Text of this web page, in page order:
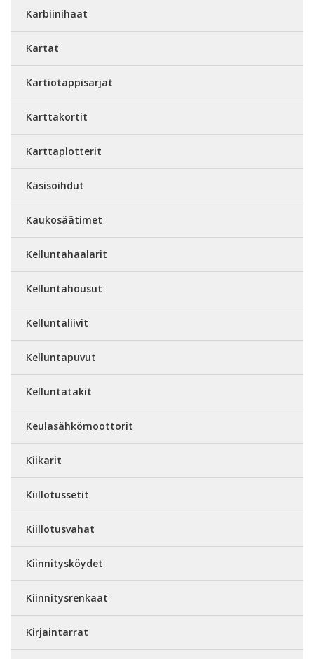
Karbiinihaat
Kartat
Kartiotappisarjat
Karttakortit
Karttaplotterit
Käsisoihdut
Kaukosäätimet
Kelluntahaalarit
Kelluntahousut
Kelluntaliivit
Kelluntapuvut
Kelluntatakit
Keulasähkömoottorit
Kiikarit
Kiillotussetit
Kiillotusvahat
Kiinnitysköydet
Kiinnitysrenkaat
Kirjaintarrat